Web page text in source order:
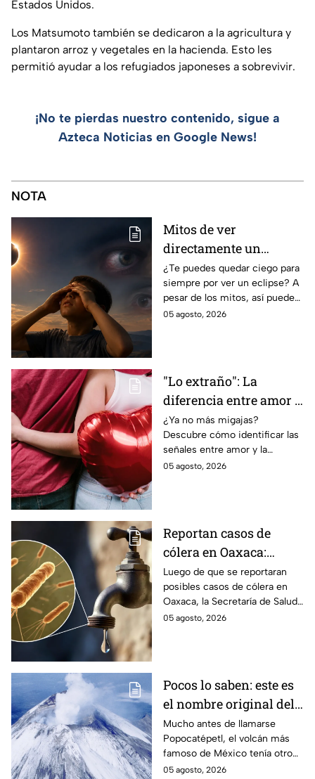
Estados Unidos.
Los Matsumoto también se dedicaron a la agricultura y
plantaron arroz y vegetales en la hacienda. Esto les
permitió ayudar a los refugiados japoneses a sobrevivir.
¡No te pierdas nuestro contenido, sigue a
Azteca Noticias en Google News!
NOTA
Mitos de ver
directamente un
eclipse parcial: así
puedes observarlo de
forma segura
¿Te puedes quedar ciego para
siempre por ver un eclipse? A
pesar de los mitos, así puedes
observar un eclipse parcial y
05 agosto, 2026
"Lo extraño": La
diferencia entre amor y
dependencia
emocional
¿Ya no más migajas?
Descubre cómo identificar las
señales entre amor y la
dependencia emocional. Estos
05 agosto, 2026
Reportan casos de
cólera en Oaxaca:
síntomas y las
principales formas de
contagio
Luego de que se reportaran
posibles casos de cólera en
Oaxaca, la Secretaría de Salud
del Estado pide tomar
05 agosto, 2026
Pocos lo saben: este es
el nombre original del
volcán Popocatépetl
Mucho antes de llamarse
Popocatépetl, el volcán más
famoso de México tenía otro
nombre que pocos conocen y
05 agosto, 2026